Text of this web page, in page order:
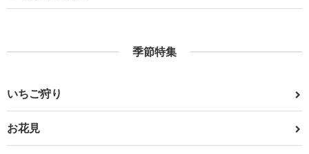
季節特集
いちご狩り
お花見